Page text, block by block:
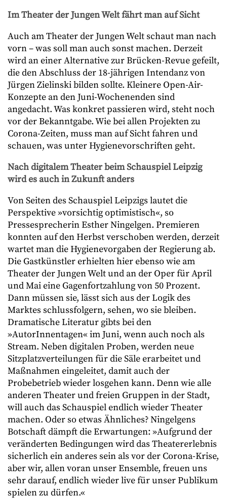
Im Theater der Jungen Welt fährt man auf Sicht
Auch am Theater der Jungen Welt schaut man nach
vorn – was soll man auch sonst machen. Derzeit
wird an einer Alternative zur Brücken-Revue gefeilt,
die den Abschluss der 18-jährigen Intendanz von
Jürgen Zielinski bilden sollte. Kleinere Open-Air-
Konzepte an den Juni-Wochenenden sind
angedacht. Was konkret passieren wird, steht noch
vor der Bekanntgabe. Wie bei allen Projekten zu
Corona-Zeiten, muss man auf Sicht fahren und
schauen, was unter Hygienevorschriften geht.
Nach digitalem Theater beim Schauspiel Leipzig
wird es auch in Zukunft anders
Von Seiten des Schauspiel Leipzigs lautet die
Perspektive »vorsichtig optimistisch«, so
Pressesprecherin Esther Ningelgen. Premieren
konnten auf den Herbst verschoben werden, derzeit
wartet man die Hygienevorgaben der Regierung ab.
Die Gastkünstler erhielten hier ebenso wie am
Theater der Jungen Welt und an der Oper für April
und Mai eine Gagenfortzahlung von 50 Prozent.
Dann müssen sie, lässt sich aus der Logik des
Marktes schlussfolgern, sehen, wo sie bleiben.
Dramatische Literatur gibts bei den
»AutorInnentagen« im Juni, wenn auch noch als
Stream. Neben digitalen Proben, werden neue
Sitzplatzverteilungen für die Säle erarbeitet und
Maßnahmen eingeleitet, damit auch der
Probebetrieb wieder losgehen kann. Denn wie alle
anderen Theater und freien Gruppen in der Stadt,
will auch das Schauspiel endlich wieder Theater
machen. Oder so etwas Ähnliches? Ningelgens
Botschaft dämpft die Erwartungen: »Aufgrund der
veränderten Bedingungen wird das Theatererlebnis
sicherlich ein anderes sein als vor der Corona-Krise,
aber wir, allen voran unser Ensemble, freuen uns
sehr darauf, endlich wieder live für unser Publikum
spielen zu dürfen.«